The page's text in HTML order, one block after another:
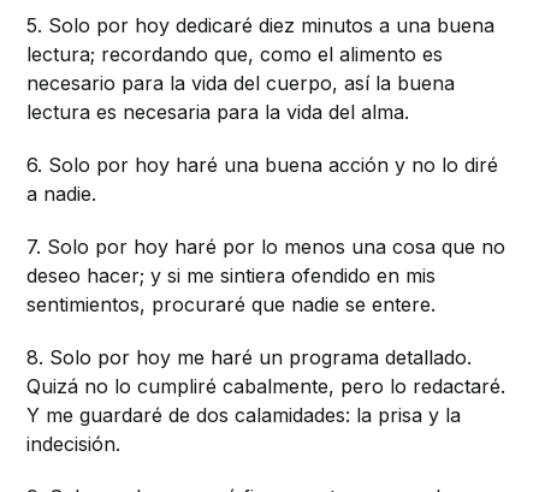
5. Solo por hoy dedicaré diez minutos a una buena
lectura; recordando que, como el alimento es
necesario para la vida del cuerpo, así la buena
lectura es necesaria para la vida del alma.
6. Solo por hoy haré una buena acción y no lo diré
a nadie.
7. Solo por hoy haré por lo menos una cosa que no
deseo hacer; y si me sintiera ofendido en mis
sentimientos, procuraré que nadie se entere.
8. Solo por hoy me haré un programa detallado.
Quizá no lo cumpliré cabalmente, pero lo redactaré.
Y me guardaré de dos calamidades: la prisa y la
indecisión.